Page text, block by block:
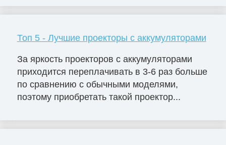
Топ 5 - Лучшие проекторы с аккумуляторами
За яркость проекторов с аккумуляторами
приходится переплачивать в 3-6 раз больше
по сравнению с обычными моделями,
поэтому приобретать такой проектор...